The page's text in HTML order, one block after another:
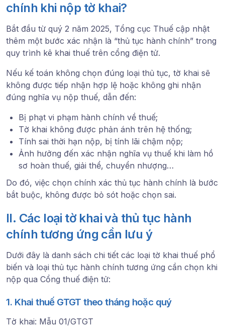
chính khi nộp tờ khai?
Bắt đầu từ quý 2 năm 2025, Tổng cục Thuế cập nhật
thêm một bước xác nhận là “thủ tục hành chính” trong
quy trình kê khai thuế trên cổng điện tử.
Nếu kế toán không chọn đúng loại thủ tục, tờ khai sẽ
không được tiếp nhận hợp lệ hoặc không ghi nhận
đúng nghĩa vụ nộp thuế, dẫn đến:
Bị phạt vi phạm hành chính về thuế;
Tờ khai không được phản ánh trên hệ thống;
Tính sai thời hạn nộp, bị tính lãi chậm nộp;
Ảnh hưởng đến xác nhận nghĩa vụ thuế khi làm hồ
sơ hoàn thuế, giải thể, chuyển nhượng…
Do đó, việc chọn chính xác thủ tục hành chính là bước
bắt buộc, không được bỏ sót hoặc chọn sai.
II. Các loại tờ khai và thủ tục hành
chính tương ứng cần lưu ý
Dưới đây là danh sách chi tiết các loại tờ khai thuế phổ
biến và loại thủ tục hành chính tương ứng cần chọn khi
nộp qua Cổng thuế điện tử:
1. Khai thuế GTGT theo tháng hoặc quý
Tờ khai: Mẫu 01/GTGT